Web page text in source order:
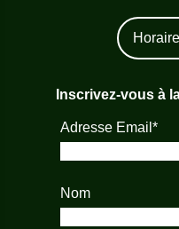
Inscrivez-vous à
Adresse Email*
Nom